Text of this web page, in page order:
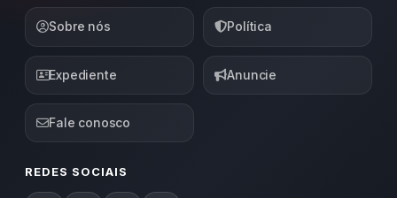
Sobre nós Política
Expediente Anuncie
Fale conosco
REDES SOCIAIS